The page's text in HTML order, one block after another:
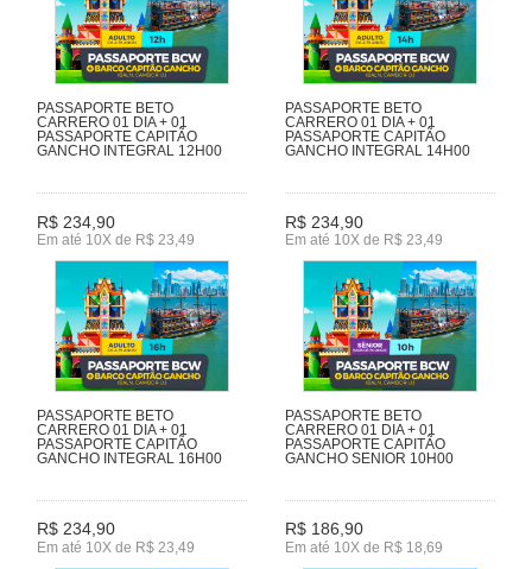
PASSAPORTE BETO
CARRERO 01 DIA + 01
PASSAPORTE CAPITÃO
GANCHO INTEGRAL 12H00
R$ 234,90
Em até 10X de R$ 23,49
PASSAPORTE BETO
CARRERO 01 DIA + 01
PASSAPORTE CAPITÃO
GANCHO INTEGRAL 14H00
R$ 234,90
Em até 10X de R$ 23,49
PASSAPORTE BETO
CARRERO 01 DIA + 01
PASSAPORTE CAPITÃO
GANCHO INTEGRAL 16H00
R$ 234,90
Em até 10X de R$ 23,49
PASSAPORTE BETO
CARRERO 01 DIA + 01
PASSAPORTE CAPITÃO
GANCHO SENIOR 10H00
R$ 186,90
Em até 10X de R$ 18,69